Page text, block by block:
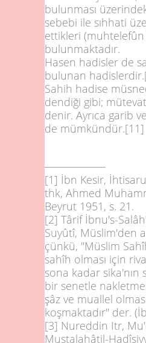
bulunması
sebebi ile sıhhati
ettikleri
bulunmaktadır.
Hasen hadisler de
bulunan hadislerdir.
Sahih hadise
dendiği gibi;
denir. Ayrıca garib
de mümkündür.[11]
[1] İbn Kesir,
thk, Ahmed
Beyrut 1951, s. 21.
[2] Târif İbnu's-
Suyûtî, Müslim'den
çünkü, "Müslim
sahîh olması için
sona kadar sika'nın
bir senetle
şâz ve muallel
koşmaktadır" der.
[3] Nureddin Itr,
Mustalahâtil-